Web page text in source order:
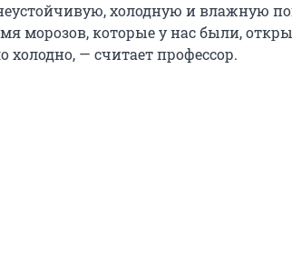
холодную и влажную
морозов, которые у нас были,
холодно, — считает профессор.